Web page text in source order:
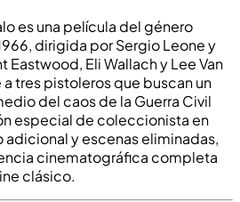
es una película del género
dirigida por Sergio Leone y
Eli Wallach y Lee Van
tres pistoleros que buscan un
del caos de la Guerra Civil
especial de coleccionista en
y escenas eliminadas,
cinematográfica completa
clásico.